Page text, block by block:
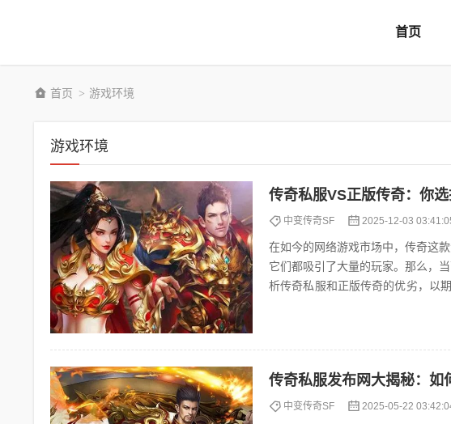
首页
首页 > 游戏环境
游戏环境
传奇私服VS正版传奇：你选
中变传奇SF 2025-12-03
在如今的网络游戏市场中，传奇这
它们都吸引了大量的玩家。那么，
析传奇私服和正版传奇的优劣，以期为你做出明智的
传奇私服发布网大揭秘：如
中变传奇SF 2025-05-22